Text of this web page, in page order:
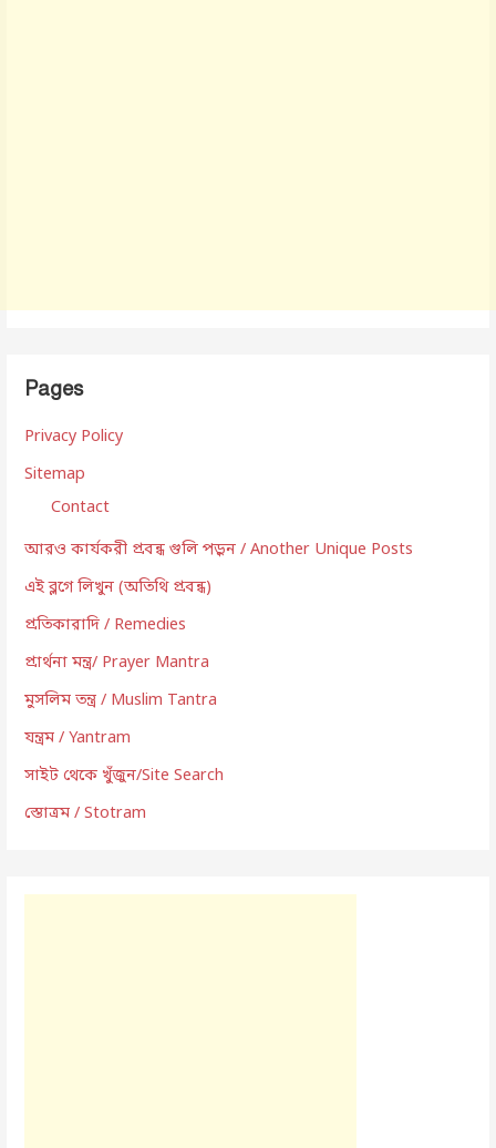
Pages
Privacy Policy
Sitemap
Contact
আরও কার্যকরী প্রবন্ধ গুলি পড়ুন / Another Unique Posts
এই ব্লগে লিখুন (অতিথি প্রবন্ধ)
প্রতিকারাদি / Remedies
প্রার্থনা মন্ত্র/ Prayer Mantra
মুসলিম তন্ত্র / Muslim Tantra
যন্ত্রম / Yantram
সাইট থেকে খুঁজুন/Site Search
স্তোত্রম / Stotram